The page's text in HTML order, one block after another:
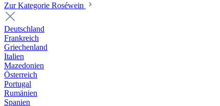
Zur Kategorie Roséwein
Deutschland
Frankreich
Griechenland
Italien
Mazedonien
Österreich
Portugal
Rumänien
Spanien